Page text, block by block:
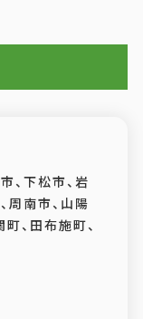
、下松市、岩
周南市、山陽
、田布施町、